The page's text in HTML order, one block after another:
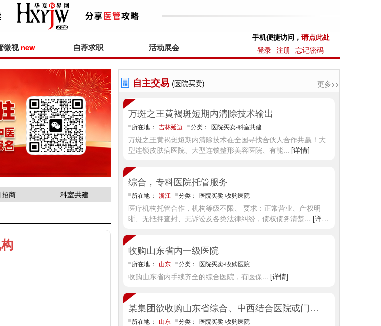
微视new 自荐求职 活动展会
手机便捷访问， 请点此处
登录 注册 忘记密码
商 科室共建
自主交易 (医院买卖) 更多>>
万斑之王黄褐斑短期内清除技术输出
所在地： 吉林延边 分类： 医院买卖-科室共建
万斑之王黄褐斑短期内清除技术在全国寻找合伙人合作共赢！大
型连锁皮肤病医院、大型连锁整形美容医院、有能... [详情]
综合，专科医院托管服务
所在地： 浙江 分类： 医院买卖-收购医院
医疗机构托管合作，机构等级不限、 要求：正常营业、产权明
晰、无抵押查封、无诉讼及各类法律纠纷，债权债务清楚... [详
收购山东省内一级医院
所在地： 山东 分类： 医院买卖-收购医院
收购山东省内手续齐全的综合医院，有医保... [详情]
某集团欲收购山东省综合、中西结合医院或门诊部
所在地： 山东 分类： 医院买卖-收购医院